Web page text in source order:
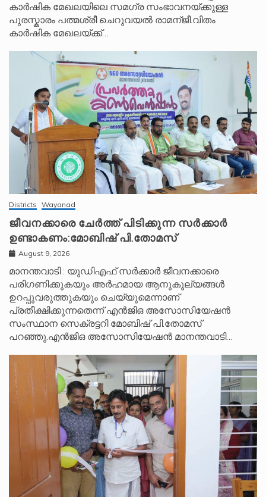
കാർഷിക മേഖലയിലെ സമഗ്ര സംഭാവനയ്ക്കുള്ള
പുരസ്കാരം പത്മശ്രീ ചെറുവയൽ രാമന്ജീ.വിതം
കാർഷിക മേഖലയ്ക്ക്…
Districts Wayanad
ജീവനക്കാരെ ചേർത്ത് പിടിക്കുന്ന സർക്കാർ
ഉണ്ടാകണം:മോബിഷ് പി.തോമസ്
August 9, 2026
മാനന്തവാടി : യുഡിഎഫ് സർക്കാർ ജീവനക്കാരെ
പരിഗണിക്കുകയും അർഹമായ ആനുകൂല്യങ്ങൾ
ഉറപ്പുവരുത്തുകയും ചെയ്യുമെന്നാണ്
പ്രതീക്ഷിക്കുന്നതെന്ന് എൻജിഒ അസോസിയേഷൻ
സംസ്ഥാന സെക്രട്ടറി മോബിഷ് പി.തോമസ്
പറഞ്ഞു.എൻജിഒ അസോസിയേഷൻ മാനന്തവാടി…